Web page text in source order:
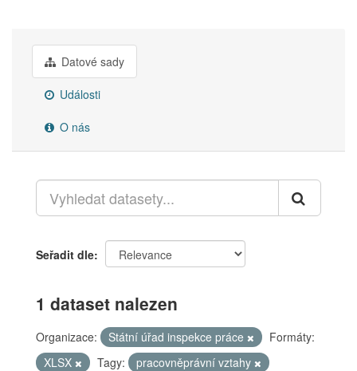
Datové sady
Události
O nás
Seřadit dle
1 dataset nalezen
Organizace: Státní úřad inspekce práce
Formáty:
XLSX
Tagy:
pracovněprávní vztahy